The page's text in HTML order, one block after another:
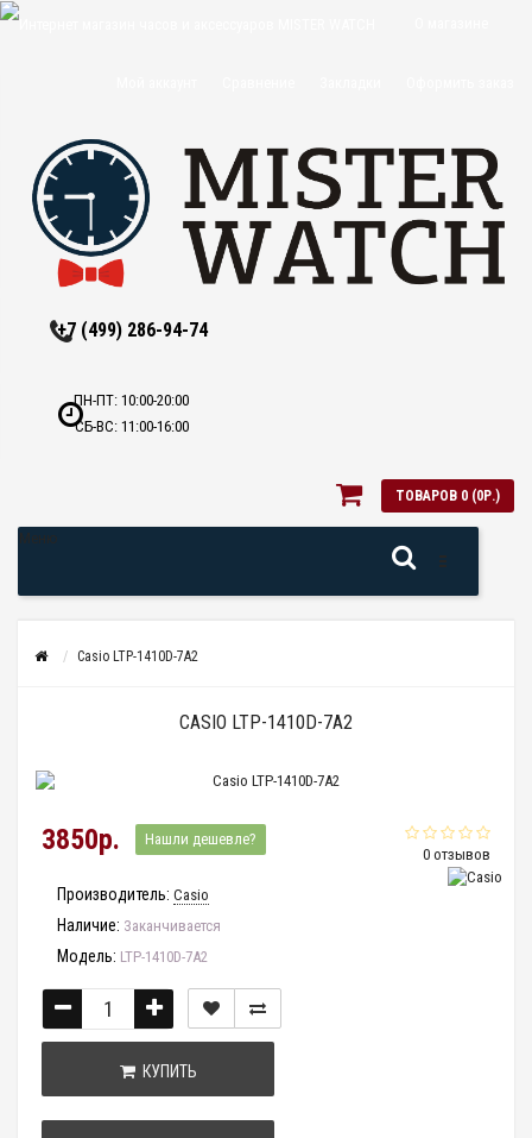
Политика
+7 (499) 286-94-74
ПН-ПТ: 10:00-20:00
СБ-ВС: 11:00-16:00
ТОВАРОВ 0 (0Р.)
Casio LTP-1410D-7A2
CASIO LTP-1410D-7A2
0 отзывов
3850р. Нашли дешевле?
Производитель: Casio
Наличие: Заканчивается
Модель: LTP-1410D-7A2
КУПИТЬ